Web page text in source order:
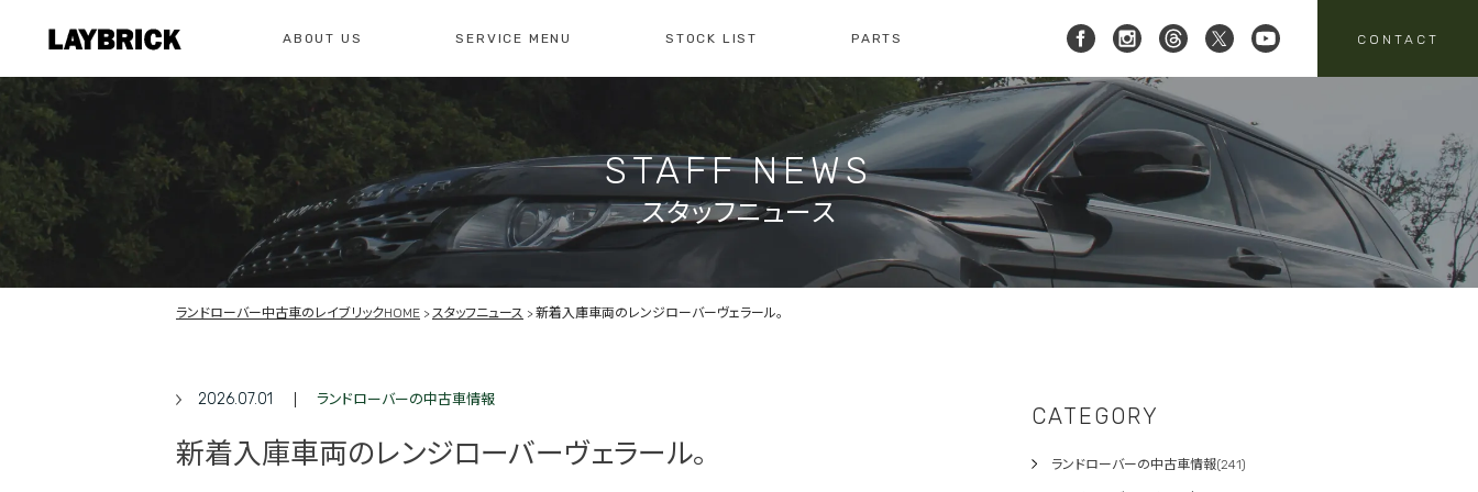
ABOUT US
私たちについて レイブリックについて 店舗紹介 会社概要 スタッフニュース
SERVICE MENU
サービスメニュー 修理・整備・故障診断 車検・点検のご案内 注文販売 買取
STOCK LIST PARTS CONTACT
お問い合わせ 0561-61-3930
10:00-19:00
[ レイブリック三郷店 ]
048-951-4136
10:00-18:00 定休日:水曜日
総合お問い合わせ
お問い合わせ
お問い合わせ
買取のお問い合わせ 注文販売のお問い合わせ
パーツ・アクセサリーの
お問い合わせ
STAFF NEWS
スタッフニュース
ランドローバー中古車のレイブリックHOME スタッフニュース 新着入庫車両のレンジローバーヴェラール。
2026.07.01 ランドローバーの中古車情報
新着入庫車両のレンジローバーヴェラール。
CATEGORY
ランドローバーの中古車情報(241)